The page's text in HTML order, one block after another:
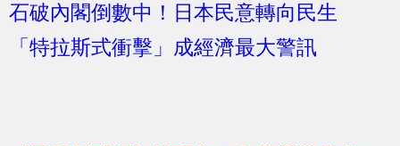
石破內閣倒數中！日本民意轉向民生
「特拉斯式衝擊」成經濟最大警訊